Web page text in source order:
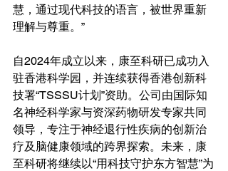
慧，通过现代科技的语言，被世界重新
理解与尊重。”
自2024年成立以来，康至科研已成功入
驻香港科学园，并连续获得香港创新科
技署“TSSSU计划”资助。公司由国际知
名神经科学家与资深药物研发专家共同
领导，专注于神经退行性疾病的创新治
疗及脑健康领域的跨界探索。未来，康
至科研将继续以“用科技守护东方智慧”为